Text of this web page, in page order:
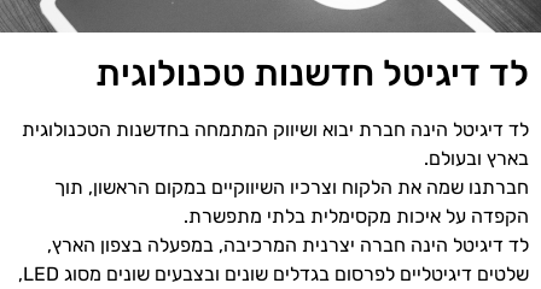
לד דיגיטל חדשנות טכנולוגית
לד דיגיטל הינה חברת יבוא ושיווק המתמחה בחדשנות הטכנולוגית
בארץ ובעולם.
חברתנו שמה את הלקוח וצרכיו השיווקיים במקום הראשון, תוך
הקפדה על איכות מקסימלית בלתי מתפשרת.
לד דיגיטל הינה חברה יצרנית המרכיבה, במפעלה בצפון הארץ,
שלטים דיגיטליים לפרסום בגדלים שונים ובצבעים שונים מסוג LED,